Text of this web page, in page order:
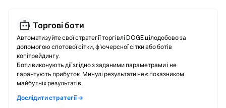
Торгові боти
Автоматизуйте свої стратегії торгівлі DOGE цілодобово за
допомогою спотової сітки, ф'ючерсної сітки або ботів
копітрейдингу.
Боти виконують дії згідно з заданими параметрами і не
гарантують прибуток. Минулі результати не є показником
майбутніх результатів.
Дослідити стратегії →